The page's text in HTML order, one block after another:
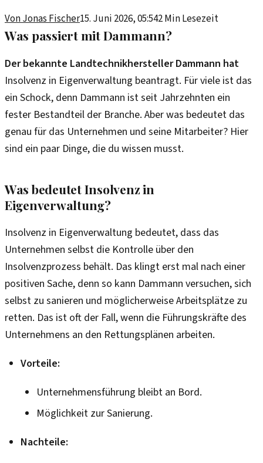
VonJonas Fischer15. Juni 2026, 05:542Min Lesezeit
Was passiert mit Dammann?
Der bekannte Landtechnikhersteller Dammann hat
Insolvenz in Eigenverwaltung beantragt. Für viele ist das
ein Schock, denn Dammann ist seit Jahrzehnten ein
fester Bestandteil der Branche. Aber was bedeutet das
genau für das Unternehmen und seine Mitarbeiter? Hier
sind ein paar Dinge, die du wissen musst.
Was bedeutet Insolvenz in
Eigenverwaltung?
Insolvenz in Eigenverwaltung bedeutet, dass das
Unternehmen selbst die Kontrolle über den
Insolvenzprozess behält. Das klingt erst mal nach einer
positiven Sache, denn so kann Dammann versuchen, sich
selbst zu sanieren und möglicherweise Arbeitsplätze zu
retten. Das ist oft der Fall, wenn die Führungskräfte des
Unternehmens an den Rettungsplänen arbeiten.
Vorteile:
Unternehmensführung bleibt an Bord.
Möglichkeit zur Sanierung.
Nachteile: